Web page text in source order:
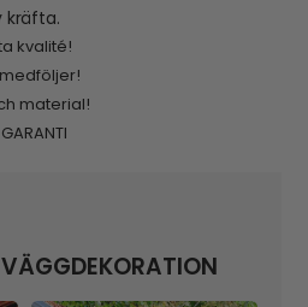
kräfta.
kvalité!
material!